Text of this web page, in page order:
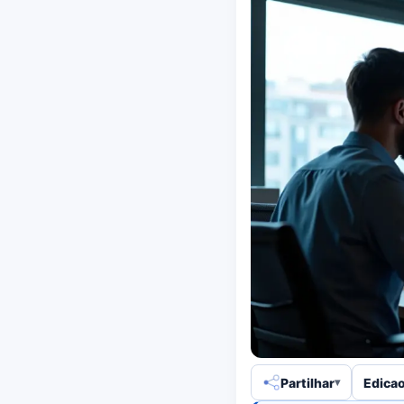
Partilhar